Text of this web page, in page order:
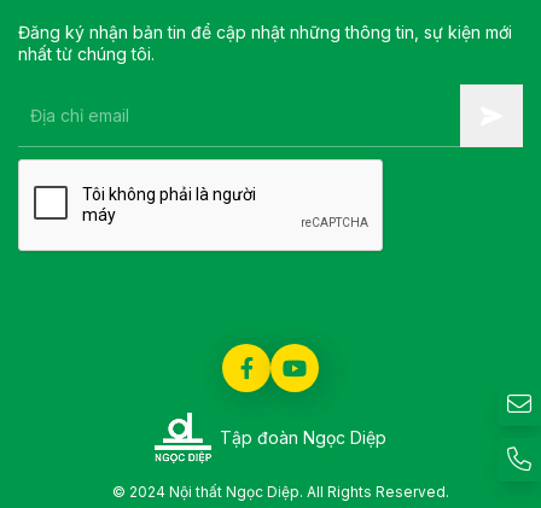
Đăng ký nhận bản tin để cập nhật những thông tin, sự kiện mới
nhất từ chúng tôi.
Tập đoàn Ngọc Diệp
© 2024 Nội thất Ngọc Diệp. All Rights Reserved.